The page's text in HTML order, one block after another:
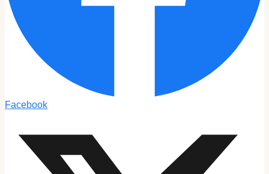
Facebook